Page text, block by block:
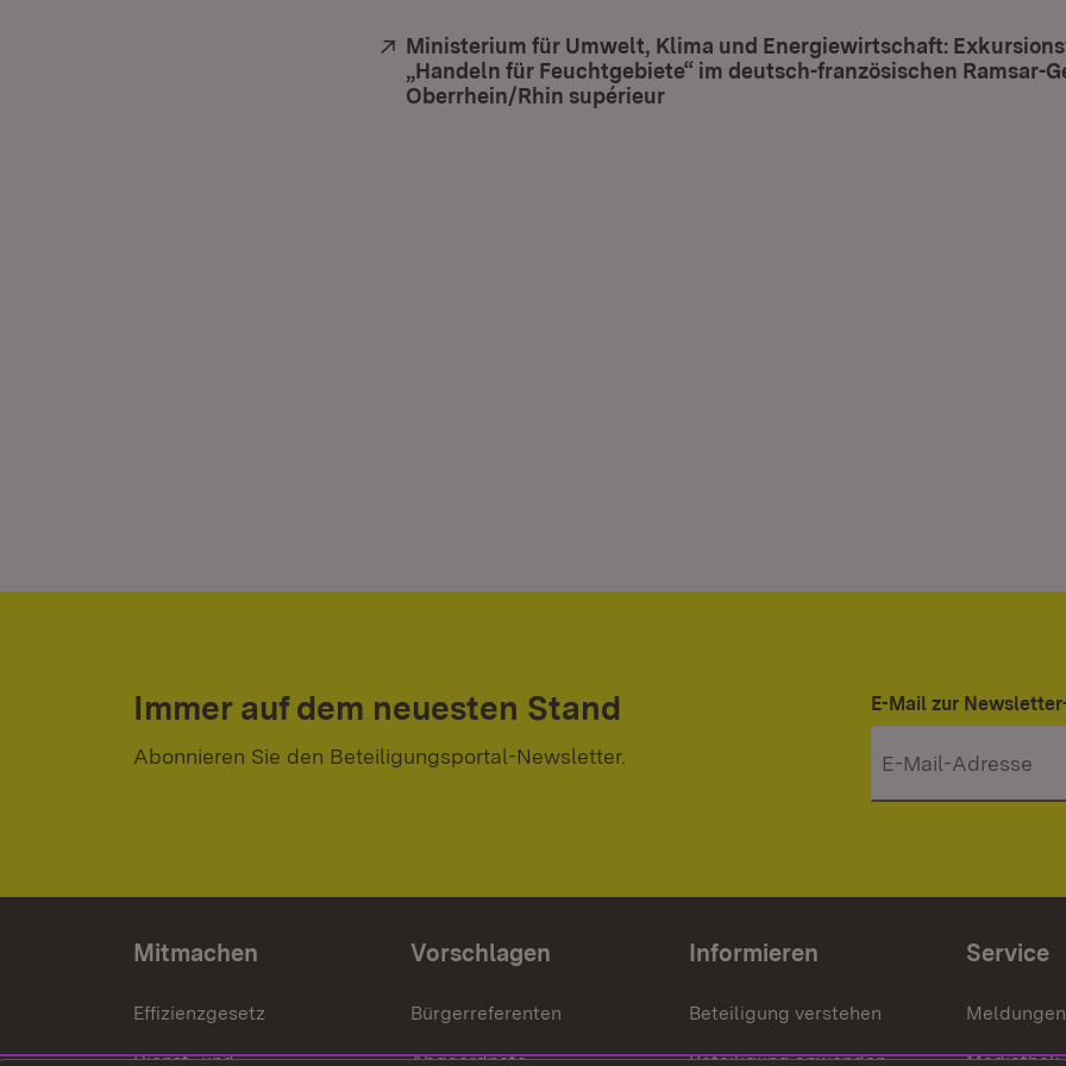
Extern:
Ministerium für Umwelt, Klima und Energiewirtschaft:
„Handeln für Feuchtgebiete“ im deutsch-französischen Ramsar-
Oberrhein/Rhin supérieur
Immer auf dem neuesten Stand
Abonnieren Sie den Beteiligungsportal-Newsletter.
E-Mail zur
Mitmachen
Effizienzgesetz
Dienst- und
Vorschlagen
Bürgerreferenten
Abgeordnete
Informieren
Beteiligung verstehen
Beteiligung anwenden
Service
Meldungen
Mediathek